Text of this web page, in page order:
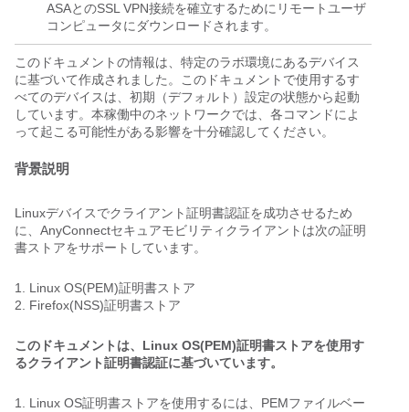
ASAとのSSL VPN接続を確立するためにリモートユーザ
コンピュータにダウンロードされます。
このドキュメントの情報は、特定のラボ環境にあるデバイス
に基づいて作成されました。このドキュメントで使用するす
べてのデバイスは、初期（デフォルト）設定の状態から起動
しています。本稼働中のネットワークでは、各コマンドによ
って起こる可能性がある影響を十分確認してください。
背景説明
Linuxデバイスでクライアント証明書認証を成功させるため
に、AnyConnectセキュアモビリティクライアントは次の証明
書ストアをサポートしています。
1. Linux OS(PEM)証明書ストア
2. Firefox(NSS)証明書ストア
このドキュメントは、Linux OS(PEM)証明書ストアを使用す
るクライアント証明書認証に基づいています。
1. Linux OS証明書ストアを使用するには、PEMファイルベー